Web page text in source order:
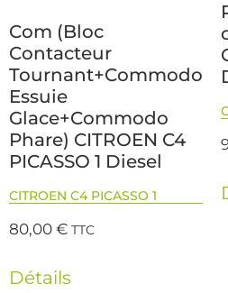
Com (Bloc
Contacteur
Tournant+Commodo
Essuie
Glace+Commodo
Phare) CITROEN C4
PICASSO 1 Diesel
CITROEN C4 PICASSO 1
80,00€ TTC
Détails